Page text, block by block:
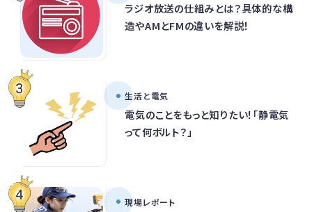
ラジオ放送の仕組みとは？具体的な構
造やAMとFMの違いを解説！
生活と電気
電気のことをもっと知りたい！「静電気
って何ボルト？」
現場レポート